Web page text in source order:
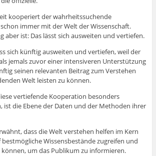
kooperiert der wahrheitssuchende
immer mit der Welt der Wissenschaft.
aber ist: Das lässt sich ausweiten und vertiefen.
sich künftig ausweiten und vertiefen, weil der
jemals zuvor einer intensiveren Unterstützung
seinen relevanten Beitrag zum Verstehen
Welt leisten zu können.
vertiefende Kooperation besonders
ist die Ebene der Daten und der Methoden ihrer
dass die Welt verstehen helfen im Kern
Wissensbestände zugreifen und
um das Publikum zu informieren.